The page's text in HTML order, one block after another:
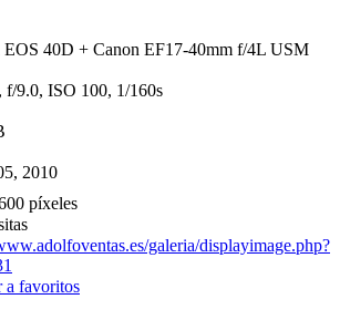
EOS 40D + Canon EF17-40mm f/4L USM
f/9.0, ISO 100, 1/160s
2010
píxeles
galeria/displayimage.php?
a favoritos